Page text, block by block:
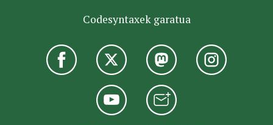
Codesyntaxek garatua